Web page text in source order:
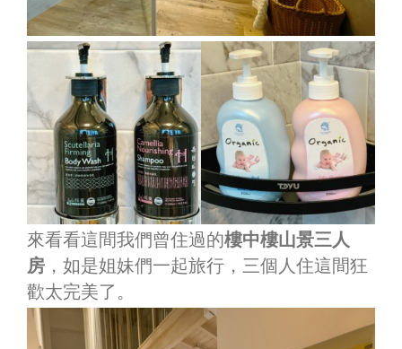
來看看這間我們曾住過的樓中樓山景三人
房 ，如是姐妹們一起旅行，三個人住這間狂
歡太完美了。